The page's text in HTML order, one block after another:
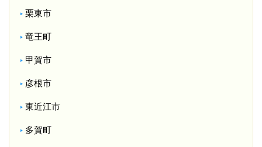
栗東市
竜王町
甲賀市
彦根市
東近江市
多賀町